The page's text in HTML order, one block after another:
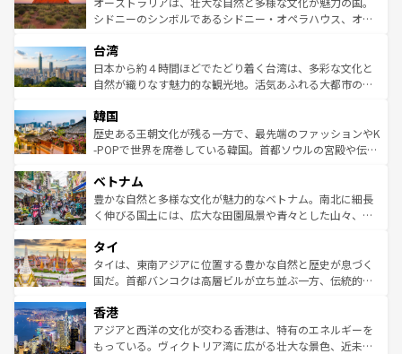
しみながら、その多様性と豊かな歴史を感じることができ
ならではの贅沢な旅のスタイルだ。 なお、新着のアメリカ
情報はコンテンツ一覧を参照してほしい。
おすすめ。エメラルドグリーンに輝く海をはじめ、豊かな
れるおもてなしの心で訪れる人々を迎えてくれるハワイの
人々、おいしいローカルフードやハワイアンミュージッ
ク、伝統的なフラダンスなど、すべてがハワイの魅力を彩
ワイを、存分に味わってほしい。 なお、新着のハワイ情報
はコンテンツ一覧を参照してほしい。
シドニーのシンボルであるシドニー・オペラハウス、オー
リアリーフや大陸中央部にそびえるウルル（エアーズロッ
ク）、タスマニアの美しい原生林やケアンズの熱帯雨林な
ど、見どころがたくさん。また、カフェやワイン、オージ
いる。アクティビティも充実しており、サーフィンやダイ
ビング、ハイキングなど、アウトドア好きにはたまらな
い。オーストラリアの多彩な魅力を存分に味わいつくそ
参照してほしい。
台湾
日本から約４時間ほどでたどり着く台湾は、多彩な文化と
自然が織りなす魅力的な観光地。活気あふれる大都市の台
ン）、静ひつな山岳地帯である台湾東部など、都市の喧騒
と山間の静けさが共存しており、訪れる人に新しい発見と
驚きをもたらしてくれる。また、奥深い台湾の食文化も魅
容にもいいと評判のスイーツなど、バラエティ豊かな料理
が味わえる。 なお、新着の台湾情報は コンテンツ一覧を参
照してほしい。
韓国
歴史ある王朝文化が残る一方で、最先端のファッションやK
-POPで世界を席巻している韓国。首都ソウルの宮殿や伝統
き、地方に足を延ばせば四季折々の自然美を楽しむことが
できる。そして、キムチや焼肉、絶品のストリートフード
まで、さまざまな韓国料理が待っている。夜には、韓国な
リティに包まれながら、韓国の多彩な魅力を心ゆくまで味
わってみてほしい。 なお、新着の韓国情報はコンテンツ一
覧を参照してほしい。
ベトナム
豊かな自然と多様な文化が魅力的なベトナム。南北に細長
く伸びる国土には、広大な田園風景や青々とした山々、世
急速な発展と共に伝統が息づく。ハノイの古い町並みやホ
ーチミン市のフランス統治時代の建物も、独特の雰囲気を
醸し出している。また、バラエティの豊かさとおいしさで
とつ。フォーやバインミー、ベトナムコーヒーなどは、ぜ
ひ現地で味わいたい。どの地域を訪れてもあたたかい人々
が旅行者を迎えてくれるので、きっと忘れられない旅にな
タイ
タイは、東南アジアに位置する豊かな自然と歴史が息づく
国だ。首都バンコクは高層ビルが立ち並ぶ一方、伝統的な
の活気が交差している。北部ではチェンマイなどの山岳地
帯で自然と触れ合い、南部ではプーケットやクラビの美し
いビーチでリゾート気分を楽しむことができる。タイ料理
香港
アジアと西洋の文化が交わる香港は、特有のエネルギーを
もっている。ヴィクトリア湾に広がる壮大な景色、近未来